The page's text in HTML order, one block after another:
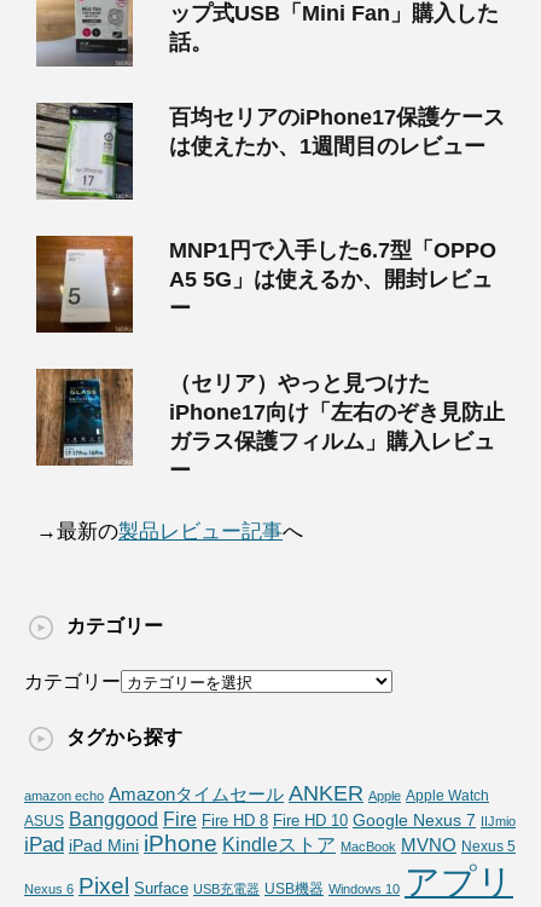
ップ式USB「Mini Fan」購入した
話。
百均セリアのiPhone17保護ケース
は使えたか、1週間目のレビュー
MNP1円で入手した6.7型「OPPO
A5 5G」は使えるか、開封レビュ
ー
（セリア）やっと見つけた
iPhone17向け「左右のぞき見防止
ガラス保護フィルム」購入レビュ
ー
→最新の製品レビュー記事へ
カテゴリー
カテゴリー
タグから探す
amazon echo Amazonタイムセール ANKER Apple Apple Watch
ASUS Banggood Fire Fire HD 8 Fire HD 10 Google Nexus 7 IIJmio
iPad iPad Mini iPhone Kindleストア MacBook MVNO Nexus 5
Nexus 6 Pixel Surface USB充電器 USB機器 Windows 10 アプリ